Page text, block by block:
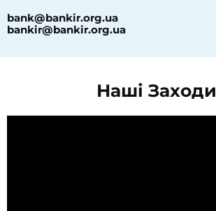
bank@bankir.org.ua
bankir@bankir.org.ua
Наші Заходи​